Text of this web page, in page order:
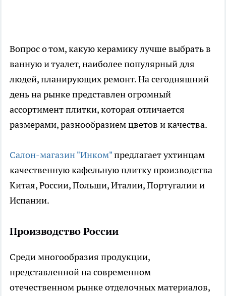
Вопрос о том, какую керамику лучше выбрать в
ванную и туалет, наиболее популярный для
людей, планирующих ремонт. На сегодняшний
день на рынке представлен огромный
ассортимент плитки, которая отличается
размерами, разнообразием цветов и качества.
Салон-магазин "Инком"предлагает ухтинцам
качественную кафельную плитку производства
Китая, России, Польши, Италии, Португалии и
Испании.
Производство России
Среди многообразия продукции,
представленной на современном
отечественном рынке отделочных материалов,